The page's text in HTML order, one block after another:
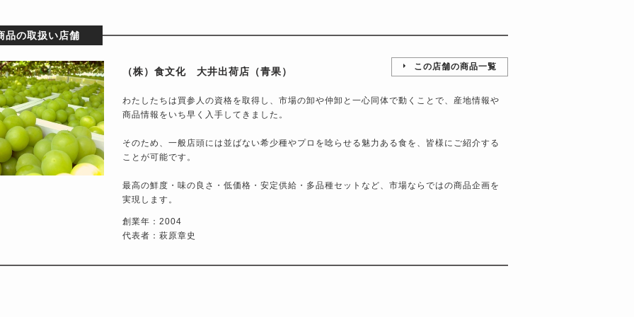
品の取扱い店舗
（株）食文化 大井出荷店（青果） この店舗の商品一覧
わたしたちは買参人の資格を取得し、市場の卸や仲卸と一心同体で動くことで、産地情報や
商品情報をいち早く入手してきました。
そのため、一般店頭には並ばない希少種やプロを唸らせる魅力ある食を、皆様にご紹介する
ことが可能です。
最高の鮮度・味の良さ・低価格・安定供給・多品種セットなど、市場ならではの商品企画を
実現します。
創業年：2004
代表者：萩原章史